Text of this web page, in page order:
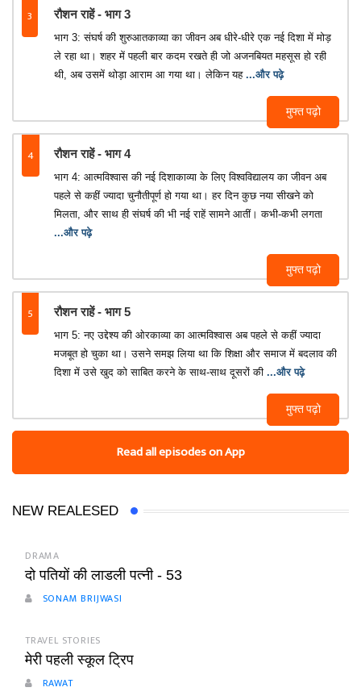
3 रौशन राहें - भाग 3
मुफ्त पढ़ो
भाग 3: संघर्ष की शुरुआतकाव्या का जीवन अब धीरे-धीरे एक नई दिशा में मोड़
ले रहा था। शहर में पहली बार कदम रखते ही जो अजनबियत महसूस हो रही
थी, अब उसमें थोड़ा आराम आ गया था। लेकिन यह ...और पढ़े
4 रौशन राहें - भाग 4
मुफ्त पढ़ो
भाग 4: आत्मविश्वास की नई दिशाकाव्या के लिए विश्वविद्यालय का जीवन अब
पहले से कहीं ज्यादा चुनौतीपूर्ण हो गया था। हर दिन कुछ नया सीखने को
मिलता, और साथ ही संघर्ष की भी नई राहें सामने आतीं। कभी-कभी लगता
...और पढ़े
5 रौशन राहें - भाग 5
मुफ्त पढ़ो
भाग 5: नए उद्देश्य की ओरकाव्या का आत्मविश्वास अब पहले से कहीं ज्यादा
मजबूत हो चुका था। उसने समझ लिया था कि शिक्षा और समाज में बदलाव की
दिशा में उसे खुद को साबित करने के साथ-साथ दूसरों की ...और पढ़े
Read all episodes on App
NEW REALESED
DRAMA
दो पतियों की लाडली पत्नी - 53
SONAM BRIJWASI
TRAVEL STORIES
मेरी पहली स्कूल ट्रिप
RAWAT